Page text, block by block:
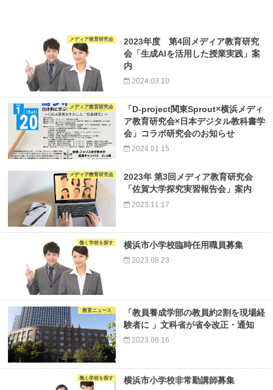
メディア教育研究会
2023年度 第4回メディア教育研究
会「生成AIを活用した授業実践」案
内
2024.03.10
メディア教育研究会
「D-project関東Sprout×横浜メディ
ア教育研究会×日本デジタル教科書学
会」コラボ研究会のお知らせ
2024.01.15
メディア教育研究会
2023年 第3回メディア教育研究会
「佐賀大学探究実習報告会」案内
2023.11.17
働く学校を探す 横浜市小学校臨時任用職員募集
2023.08.23
教育ニュース
「教員養成学部の教員約2割を現場経
験者に 」文科省が省令改正・通知
2023.06.16
働く学校を探す 横浜市小学校非常勤講師募集